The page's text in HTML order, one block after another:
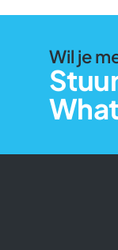
Wil je